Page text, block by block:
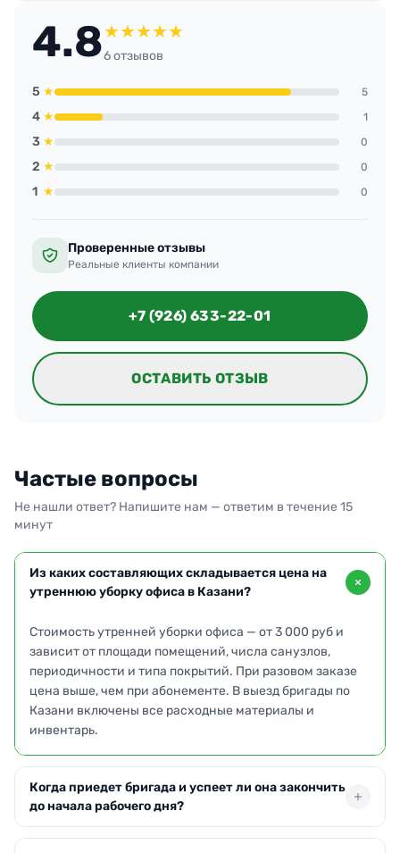
4.8★★★★★
6 отзывов
5 ★ 5
4 ★ 1
3 ★ 0
2 ★ 0
1 ★ 0
Проверенные отзывы
Реальные клиенты компании
+7 (926) 633-22-01
ОСТАВИТЬ ОТЗЫВ
Частые вопросы
Не нашли ответ? Напишите нам — ответим в течение 15
минут
Из каких составляющих складывается цена на
утреннюю уборку офиса в Казани?
Стоимость утренней уборки офиса — от 3 000 руб и
зависит от площади помещений, числа санузлов,
периодичности и типа покрытий. При разовом заказе
цена выше, чем при абонементе. В выезд бригады по
Казани включены все расходные материалы и
инвентарь.
Когда приедет бригада и успеет ли она закончить
до начала рабочего дня?